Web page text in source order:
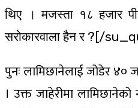
थिए । मजस्ता १८ हजार
सरोकारवाला हैन र ?[/
पुनः लामिछानेलाई जोडेर ४०
। उक्त जाहेरीमा